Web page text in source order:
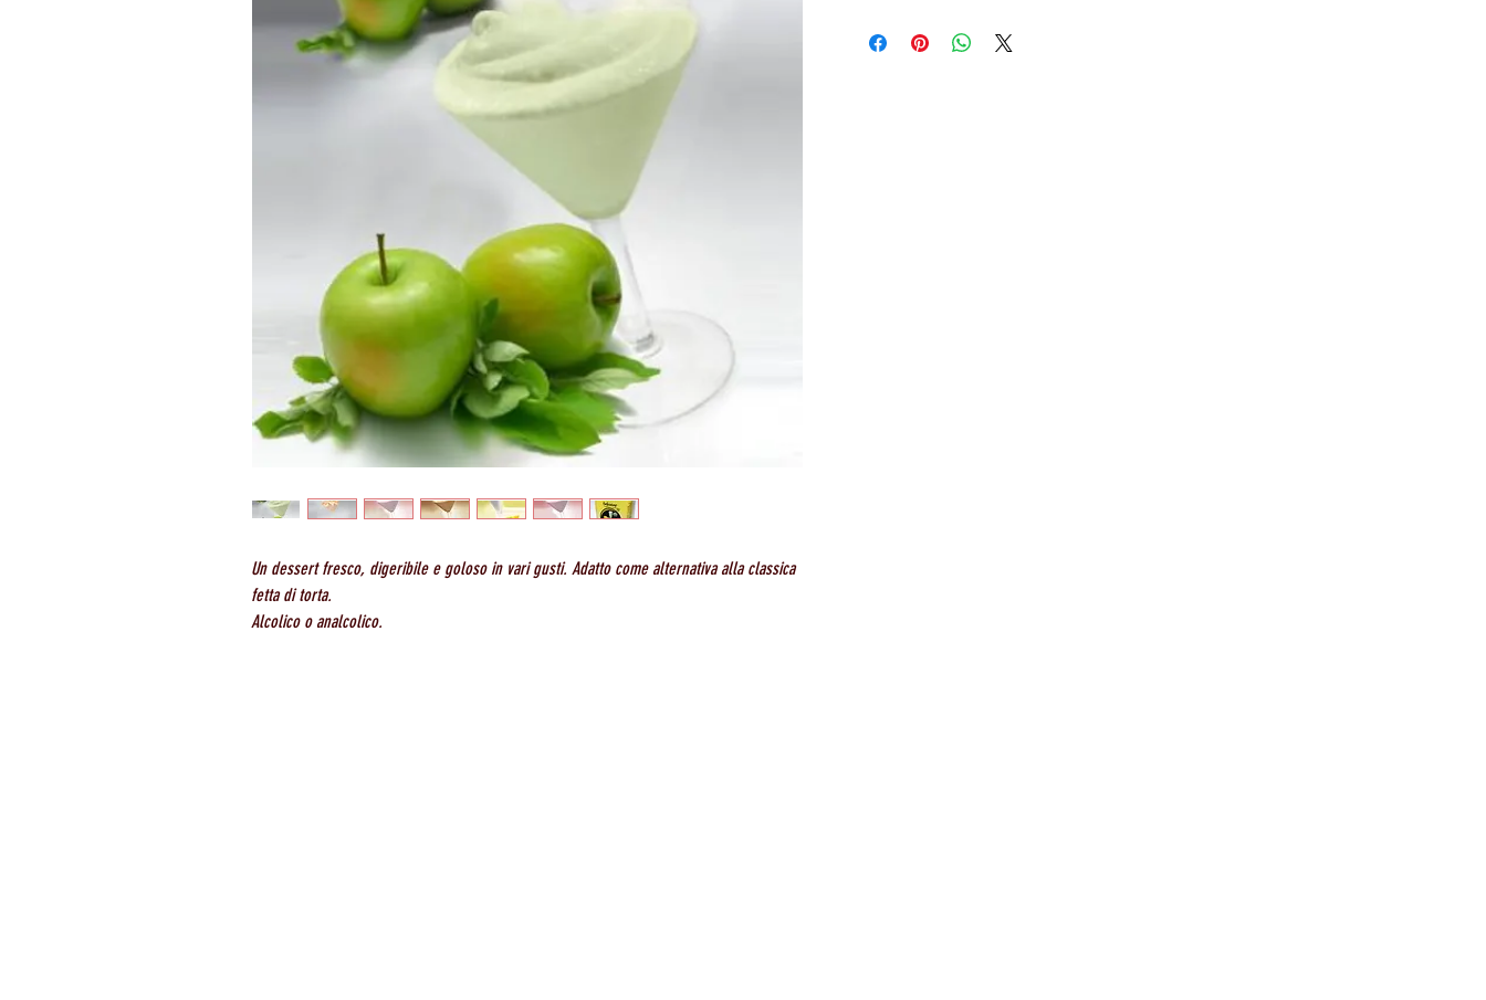
Un dessert fresco, digeribile e goloso in vari gusti. Adatto come alternativa alla classica
fetta di torta.
Alcolico o analcolico.
LIQUIRIZIA, MANDARINO, MELA VERDE